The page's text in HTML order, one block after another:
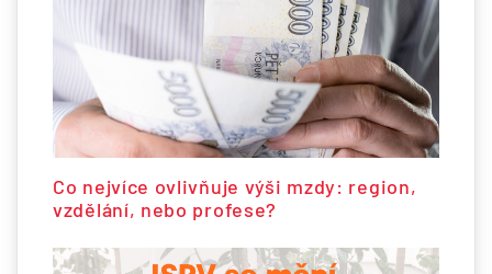
Co nejvíce ovlivňuje výši mzdy: region,
vzdělání, nebo profese?